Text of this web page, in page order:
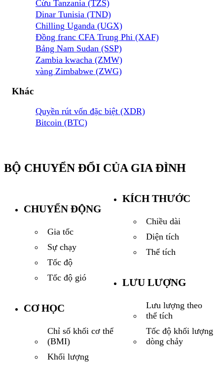
Cừu Tanzania (TZS)
Dinar Tunisia (TND)
Chilling Uganda (UGX)
Đồng franc CFA Trung Phi (XAF)
Bảng Nam Sudan (SSP)
Zambia kwacha (ZMW)
vàng Zimbabwe (ZWG)
Khác
Quyền rút vốn đặc biệt (XDR)
Bitcoin (BTC)
BỘ CHUYỂN ĐỔI CỦA GIA ĐÌNH
CHUYỂN ĐỘNG
Gia tốc
Sự chạy
Tốc độ
Tốc độ gió
CƠ HỌC
Chỉ số khối cơ thể
(BMI)
Khối lượng
KÍCH THƯỚC
Chiều dài
Diện tích
Thể tích
LƯU LƯỢNG
Lưu lượng theo
thể tích
Tốc độ khối lượng
dòng chảy